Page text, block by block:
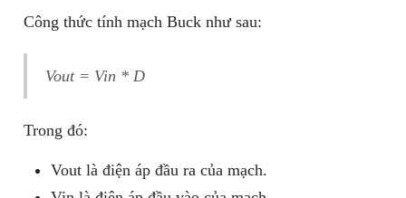
Công thức tính mạch Buck như sau:
Vout = Vin * D
Trong đó:
Vout là điện áp đầu ra của mạch.